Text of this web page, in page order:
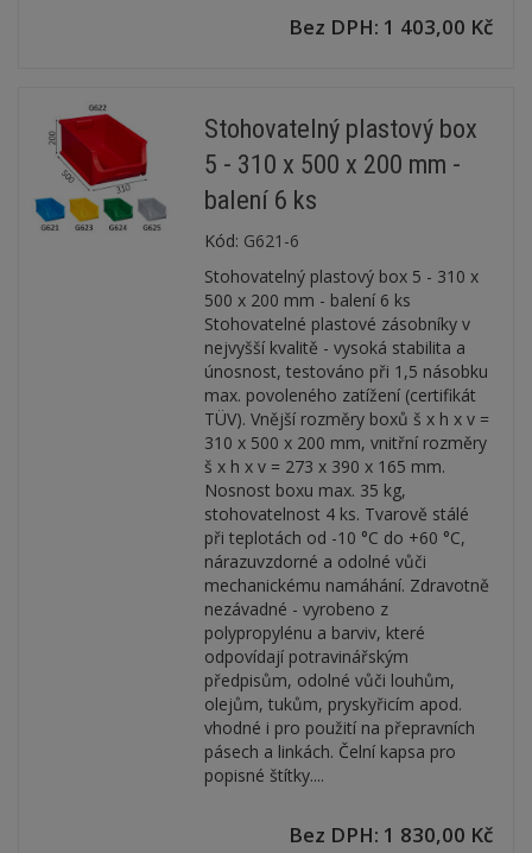
Bez DPH: 1 403,00 Kč
Stohovatelný plastový box
5 - 310 x 500 x 200 mm -
balení 6 ks
Kód: G621-6
Stohovatelný plastový box 5 - 310 x
500 x 200 mm - balení 6 ks
Stohovatelné plastové zásobníky v
nejvyšší kvalitě - vysoká stabilita a
únosnost, testováno při 1,5 násobku
max. povoleného zatížení (certifikát
TÜV). Vnější rozměry boxů š x h x v =
310 x 500 x 200 mm, vnitřní rozměry
š x h x v = 273 x 390 x 165 mm.
Nosnost boxu max. 35 kg,
stohovatelnost 4 ks. Tvarově stálé
při teplotách od -10 °C do +60 °C,
nárazuvzdorné a odolné vůči
mechanickému namáhání. Zdravotně
nezávadné - vyrobeno z
polypropylénu a barviv, které
odpovídají potravinářským
předpisům, odolné vůči louhům,
olejům, tukům, pryskyřicím apod.
vhodné i pro použití na přepravních
pásech a linkách. Čelní kapsa pro
popisné štítky....
Bez DPH: 1 830,00 Kč